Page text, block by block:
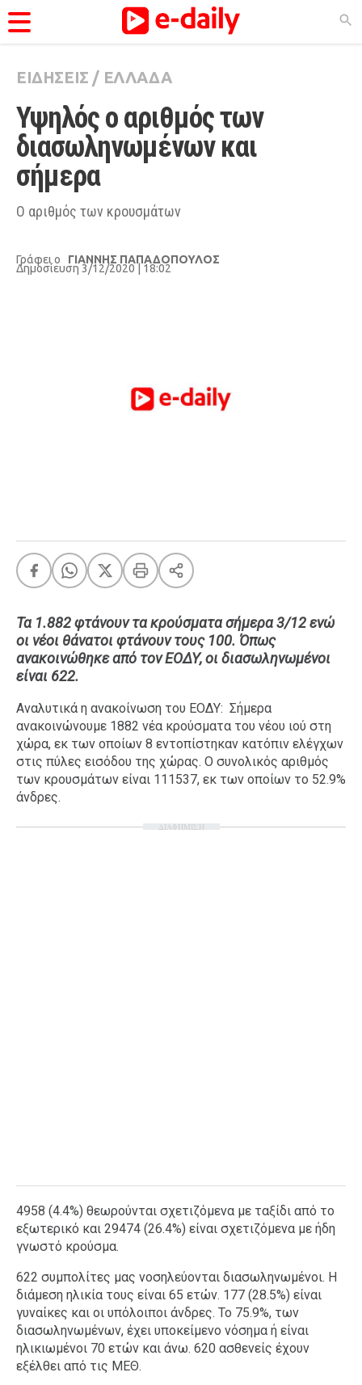
ΚΑΤΗΓΟΡΊΕΣ
Ειδήσεις
Θέματα
Videos
Podcasts
Life
OMG LOL
A-List LGBTQI+
LIFE
Food
Body+Mind
Ταξίδια
Style
Σπίτι
Family
Σχέσεις
ΕΙΔΗΣΕΙΣ / ΕΛΛΑΔΑ
Υψηλός ο αριθμός των
διασωληνωμένων και
σήμερα
Ο αριθμός των κρουσμάτων
Γράφει ο ΓΙΑΝΝΗΣ ΠΑΠΑΔΟΠΟΥΛΟΣ
Δημοσίευση 3/12/2020 | 18:02
Τα 1.882 φτάνουν τα κρούσματα σήμερα 3/12 ενώ
οι νέοι θάνατοι φτάνουν τους 100. Όπως
ανακοινώθηκε από τον ΕΟΔΥ, οι διασωληνωμένοι
είναι 622.
Αναλυτικά η ανακοίνωση του ΕΟΔΥ: Σήμερα
ανακοινώνουμε 1882 νέα κρούσματα του νέου ιού στη
χώρα, εκ των οποίων 8 εντοπίστηκαν κατόπιν ελέγχων
στις πύλες εισόδου της χώρας. Ο συνολικός αριθμός
των κρουσμάτων είναι 111537, εκ των οποίων το 52.9%
άνδρες.
ΔΙΑΦΗΜΙΣΗ
4958 (4.4%) θεωρούνται σχετιζόμενα με ταξίδι από το
εξωτερικό και 29474 (26.4%) είναι σχετιζόμενα με ήδη
γνωστό κρούσμα.
622 συμπολίτες μας νοσηλεύονται διασωληνωμένοι. Η
διάμεση ηλικία τους είναι 65 ετών. 177 (28.5%) είναι
γυναίκες και οι υπόλοιποι άνδρες. To 75.9%, των
διασωληνωμένων, έχει υποκείμενο νόσημα ή είναι
ηλικιωμένοι 70 ετών και άνω. 620 ασθενείς έχουν
εξέλθει από τις ΜΕΘ.